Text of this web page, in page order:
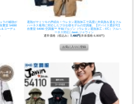
ラの補強が
重堂 54080
コーデュ
遮熱がヤミツキの声続出！ウレタン遮熱加工で高度に外気熱を遮るフル
ハーネス着用に対応したプロ仕様モデルの空調服。
【デバイス選択可】
自重堂 54090 空調服™ 半袖ブルゾン（ウレタン遮熱加工－5℃）フルハ
ーネス対応│Jawin,ジャウィン
通常価格（税込み） 7,480円(本体価格:6,800円)